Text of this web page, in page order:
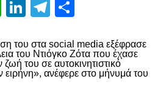
WhatsApp
LinkedIn
Telegram
του στα social media εξέφρασε
του Ντιόγκο Ζότα που έχασε
του σε αυτοκινητιστικό
ανέφερε στο μήνυμά του